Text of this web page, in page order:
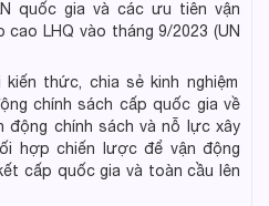
quốc gia và các ưu tiên vận
cao LHQ vào tháng 9/2023 (UN
thức, chia sẻ kinh nghiệm
chính sách cấp quốc gia về
động chính sách và nỗ lực xây
hợp chiến lược để vận động
cấp quốc gia và toàn cầu lên